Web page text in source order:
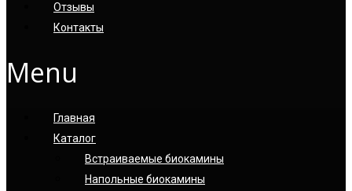
Отзывы
Контакты
Menu
Главная
Каталог
Встраиваемые биокамины
Напольные биокамины